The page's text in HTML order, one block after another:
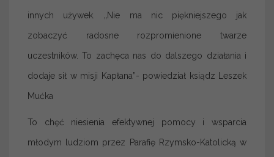
innych używek. „Nie ma nic piękniejszego jak
zobaczyć radosne rozpromienione twarze
uczestników. To zachęca nas do dalszego działania i
dodaje sił w misji Kapłana”- powiedział ksiądz Leszek
Mućka
To chęć niesienia efektywnej pomocy i wsparcia
młodym ludziom przez Parafię Rzymsko-Katolicką w